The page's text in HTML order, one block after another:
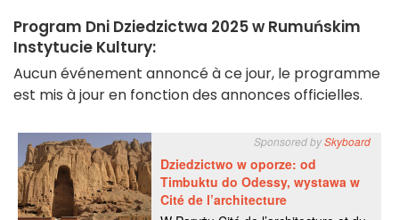
Program Dni Dziedzictwa 2025 w Rumuńskim
Instytucie Kultury:
Aucun événement annoncé à ce jour, le programme
est mis à jour en fonction des annonces officielles.